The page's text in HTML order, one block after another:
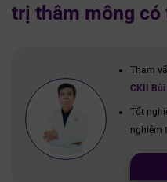
trị thâm mông có
Tham
CKII Bùi
Tốt
nghiệm